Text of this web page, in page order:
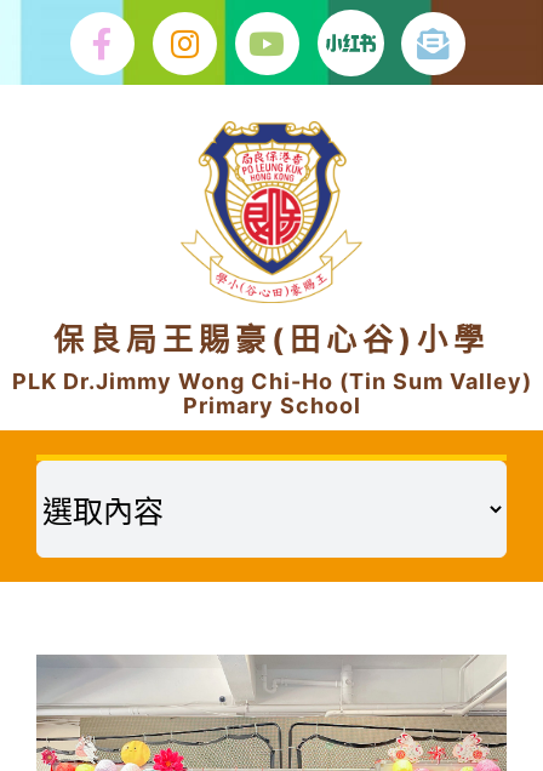
content
保良局王賜豪(田心谷)小學
PLK Dr.Jimmy Wong Chi-Ho (Tin Sum Valley)
Primary School